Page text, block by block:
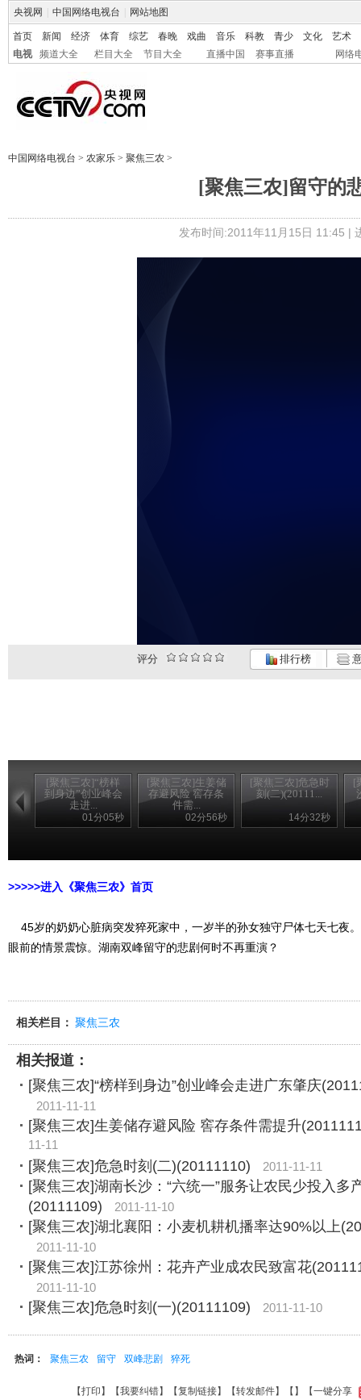
央视网 中国网络电视台 网站地图
首页 新闻 经济 体育 综艺 春晚 戏曲 音乐 科教 青少 文化
艺术
电视
频道大全 栏目大全 节目大全 直播中国 赛事直播 网络
中国网络电视台 > 农家乐 > 聚焦三农 >
[聚焦三农]留守的
发布时间:2011年11月15日 11:45 |
评分 排行榜
[聚焦三农]“榜样
到身边”创业峰会
走进...
01分05秒
[聚焦三农]生姜储
存避风险 窖存条
件需...
02分56秒
[聚焦三农]危急时
刻(二)(20111...
14分32秒
[
>>>>>进入《聚焦三农》首页
45岁的奶奶心脏病突发猝死家中，一岁半的孙女独守尸体七天七夜
眼前的情景震惊。湖南双峰留守的悲剧何时不再重演？
相关栏目： 聚焦三农
相关报道：
[聚焦三农]“榜样到身边”创业峰会走进广东肇庆
2011-11-11
[聚焦三农]生姜储存避风险 窖存条件需提升
11-11
[聚焦三农]危急时刻(二)(20111110)
2011-11-11
[聚焦三农]湖南长沙：“六统一”服务让农民少投入多
(20111109)
2011-11-10
[聚焦三农]湖北襄阳：小麦机耕机播率达90%以上
2011-11-10
[聚焦三农]江苏徐州：花卉产业成农民致富花
2011-11-10
[聚焦三农]危急时刻(一)(20111109) 2011-11-10
热词： 聚焦三农 留守 双峰悲剧 猝死
【打印 】【我要纠错】【复制链接】【转发邮件】【 】 【一键分享